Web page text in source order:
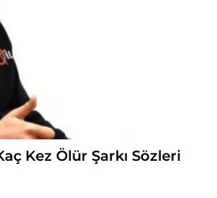
Kez Ölür Şarkı Sözleri